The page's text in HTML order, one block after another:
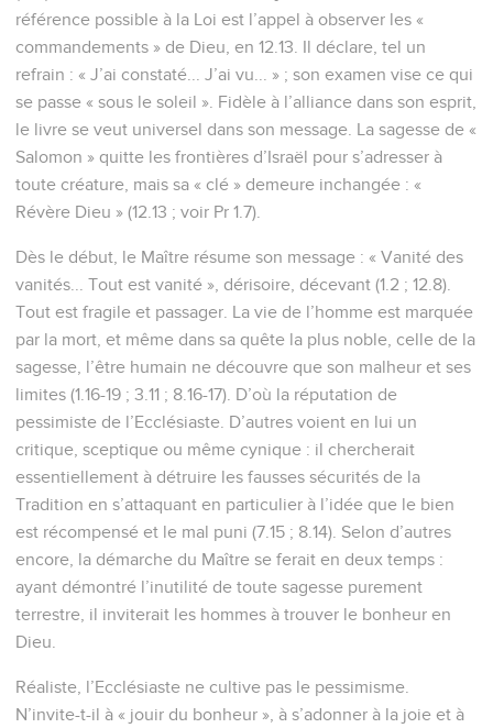
référence possible à la Loi est l’appel à observer les «
commandements » de Dieu, en 12.13. Il déclare, tel un
refrain : « J’ai constaté... J’ai vu... » ; son examen vise ce qui
se passe « sous le soleil ». Fidèle à l’alliance dans son esprit,
le livre se veut universel dans son message. La sagesse de «
Salomon » quitte les frontières d’Israël pour s’adresser à
toute créature, mais sa « clé » demeure inchangée : «
Révère Dieu » (12.13 ; voir Pr 1.7).
Dès le début, le Maître résume son message : « Vanité des
vanités... Tout est vanité », dérisoire, décevant (1.2 ; 12.8).
Tout est fragile et passager. La vie de l’homme est marquée
par la mort, et même dans sa quête la plus noble, celle de la
sagesse, l’être humain ne découvre que son malheur et ses
limites (1.16-19 ; 3.11 ; 8.16-17). D’où la réputation de
pessimiste de l’Ecclésiaste. D’autres voient en lui un
critique, sceptique ou même cynique : il chercherait
essentiellement à détruire les fausses sécurités de la
Tradition en s’attaquant en particulier à l’idée que le bien
est récompensé et le mal puni (7.15 ; 8.14). Selon d’autres
encore, la démarche du Maître se ferait en deux temps :
ayant démontré l’inutilité de toute sagesse purement
terrestre, il inviterait les hommes à trouver le bonheur en
Dieu.
Réaliste, l’Ecclésiaste ne cultive pas le pessimisme.
N’invite-t-il à « jouir du bonheur », à s’adonner à la joie et à